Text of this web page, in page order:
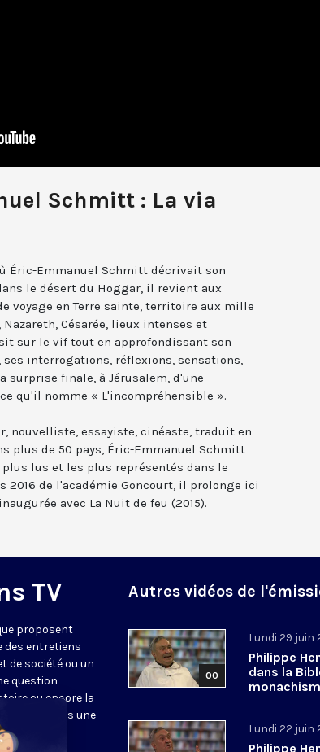
Schmitt : La via
Éric-Emmanuel Schmitt décrivait son
le désert du Hoggar, il revient aux
voyage en Terre sainte, territoire aux mille
Césarée, lieux intenses et
sur le vif tout en approfondissant son
interrogations, réflexions, sensations,
surprise finale, à Jérusalem, d'une
qu'il nomme « L'incompréhensible ».
nouvelliste, essayiste, cinéaste, traduit en
plus de 50 pays, Éric-Emmanuel Schmitt
lus et les plus représentés dans le
2016 de l'académie Goncourt, il prolonge ici
avec La Nuit de feu (2015).
TV
proposent
des entretiens
de société ou un
question
ou encore la
sont diffusés une
Autres vidéos de
00
Lundi 29 juin
Philippe
dans la
Lundi 22 juin
Philippe